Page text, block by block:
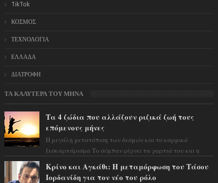
TikTok
ΚΟΣΜΟΣ
ΤΕΧΝΟΛΟΓΙΑ
ΕΛΛΑΔΑ
ΔΙΑΤΡΟΦΗ
ΤΑ ΚΑΛΥΤΕΡΑ ΤΟΥ ΜΗΝΑ
Τα 4 ζώδια που αλλάζουν ριζικά ζωή τους
επόμενους μήνες
Η μεγάλη μετατόπιση των δεσμών και το καρμικό
ξεσκαρτάρισμα Το σύμπαν ρίχνει τα χαρτιά του και η
Κρίνο και Αγκάθι: Η μεταμόρφωση του Τάσου
Ιορδανίδη για τον νέο του ρόλο